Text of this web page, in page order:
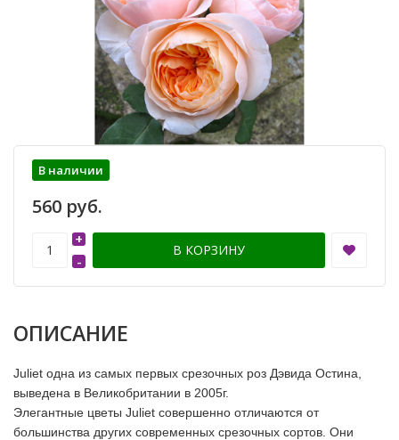
В наличии
560 руб.
-
+
В КОРЗИНУ
ОПИСАНИЕ
Juliet одна из самых первых срезочных роз Дэвида Остина,
выведена в Великобритании в 2005г.
Элегантные цветы Juliet совершенно отличаются от
большинства других современных срезочных сортов. Они